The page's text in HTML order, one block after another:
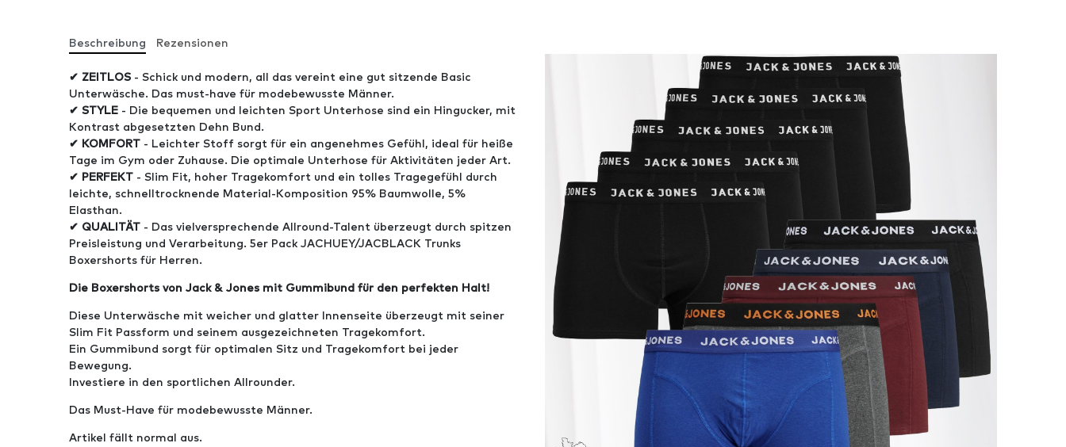
Beschreibung Rezensionen
✔ ZEITLOS - Schick und modern, all das vereint eine gut sitzende Basic
Unterwäsche. Das must-have für modebewusste Männer.
✔ STYLE - Die bequemen und leichten Sport Unterhose sind ein Hingucker, mit
Kontrast abgesetzten Dehn Bund.
✔ KOMFORT - Leichter Stoff sorgt für ein angenehmes Gefühl, ideal für heiße
Tage im Gym oder Zuhause. Die optimale Unterhose für Aktivitäten jeder Art.
✔ PERFEKT - Slim Fit, hoher Tragekomfort und ein tolles Tragegefühl durch
leichte, schnelltrocknende Material-Komposition 95% Baumwolle, 5%
Elasthan.
✔ QUALITÄT - Das vielversprechende Allround-Talent überzeugt durch spitzen
Preisleistung und Verarbeitung. 5er Pack JACHUEY/JACBLACK Trunks
Boxershorts für Herren.
Die Boxershorts von Jack & Jones mit Gummibund für den perfekten Halt!
Diese Unterwäsche mit weicher und glatter Innenseite überzeugt mit seiner
Slim Fit Passform und seinem ausgezeichneten Tragekomfort.
Ein Gummibund sorgt für optimalen Sitz und Tragekomfort bei jeder
Bewegung.
Investiere in den sportlichen Allrounder.
Das Must-Have für modebewusste Männer.
Artikel fällt normal aus.